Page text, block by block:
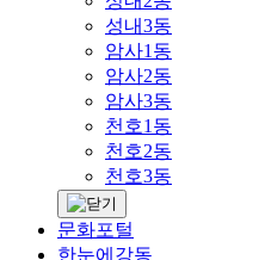
성내3동
암사1동
암사2동
암사3동
천호1동
천호2동
천호3동
문화포털
한눈에강동